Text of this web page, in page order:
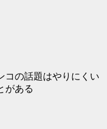
コの話題はやりにくい
がある